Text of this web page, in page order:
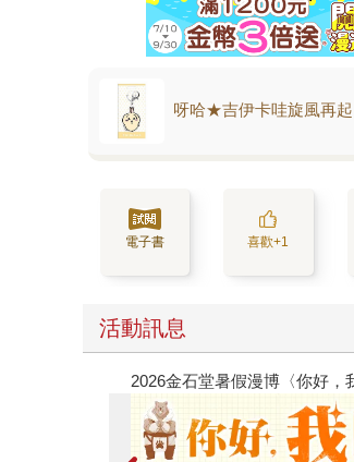
呀哈★吉伊卡哇旋風再
電子書 喜歡+1
活動訊息
春光ｘ奇幻基地｜全書系展